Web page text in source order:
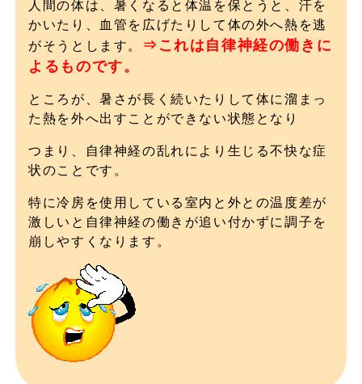
人間の体は、暑くなると体温を保とうと、汗を
かいたり、血管を広げたりして体の外へ熱を逃
がそうとします。 ⇒これは自律神経の働きに
よるものです。
ところが、暑さが長く続いたりして体に溜まっ
た熱を外へ出すことができない状態となり
つまり、自律神経の乱れにより生じる不快な症
状のことです。
特に冷房を使用している室内と外との温度差が
激しいと自律神経の働きが追い付かずに調子を
崩しやすくなります。